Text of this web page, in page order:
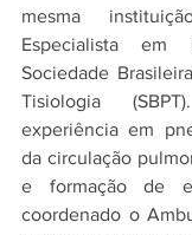
mesma
Especialista em
Sociedade
Tisiologia
experiência em
da circulação
e formação de
coordenado o